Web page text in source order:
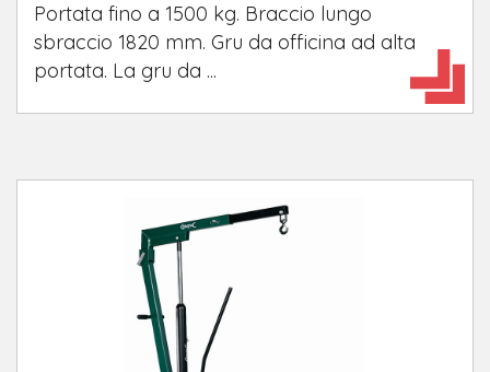
Portata fino a 1500 kg. Braccio lungo
sbraccio 1820 mm. Gru da officina ad alta
portata. La gru da ...